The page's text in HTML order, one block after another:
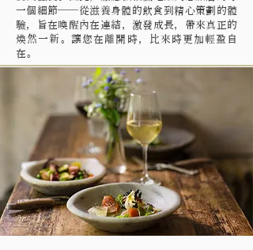
一個細節——從滋養身體的飲食到精心策劃的體
驗，旨在喚醒內在連結，激發成長，帶來真正的
煥然一新。讓您在離開時，比來時更加輕盈自
在。​